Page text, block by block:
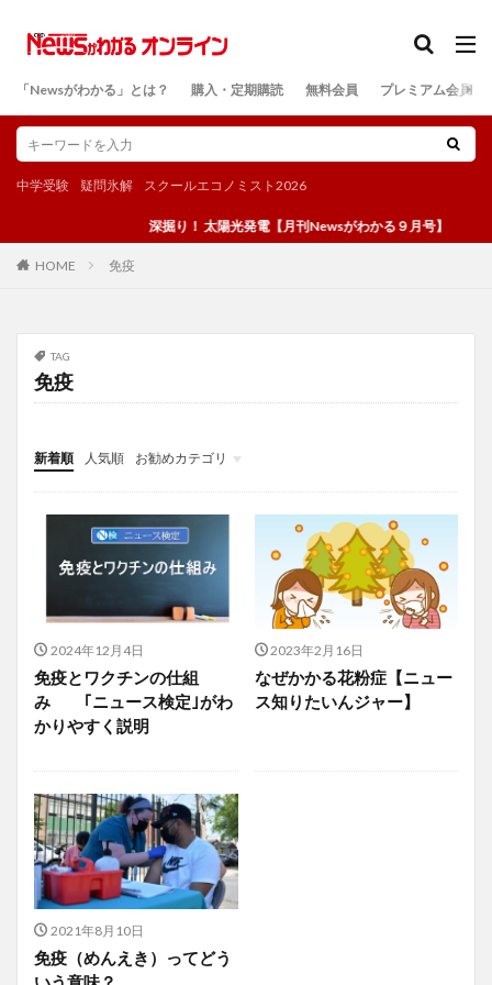
「Newsがわかる」とは？ 購入・定期購読 無料会員 プレミアム会員
中学受験 疑問氷解 スクールエコノミスト2026
深掘り！ 太陽光発電【月刊Newsがわかる９月号】
HOME 免疫
TAG
免疫
新着順 人気順
お勧めカテゴリ
投稿
学び
マンガ
電子書籍
2024年12月4日
免疫とワクチンの仕組
み ｢ニュース検定｣がわ
かりやすく説明
2023年2月16日
なぜかかる花粉症【ニュー
ス知りたいんジャー】
2021年8月10日
免疫（めんえき）ってどう
検索